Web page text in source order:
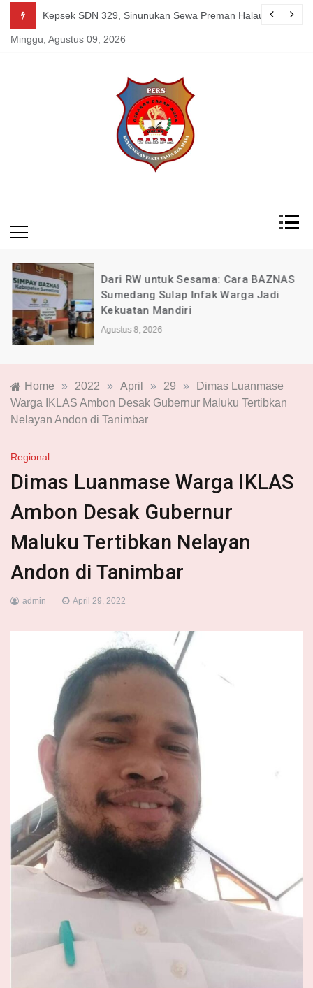
content
Tetap Berkarya dan Mandiri Agustus 07, 2026
Kepsek SDN 329, Sinunukan Sewa Preman Halau LSM
Minggu, Agustus 09, 2026
Dari RW untuk Sesama: Cara BAZNAS
Sumedang Sulap Infak Warga Jadi
Kekuatan Mandiri
Agustus 8, 2026
Home » 2022 » April » 29 »
Dimas Luanmase
Warga IKLAS Ambon Desak Gubernur Maluku Tertibkan
Nelayan Andon di Tanimbar
Regional
Dimas Luanmase Warga IKLAS
Ambon Desak Gubernur
Maluku Tertibkan Nelayan
Andon di Tanimbar
admin April 29, 2022